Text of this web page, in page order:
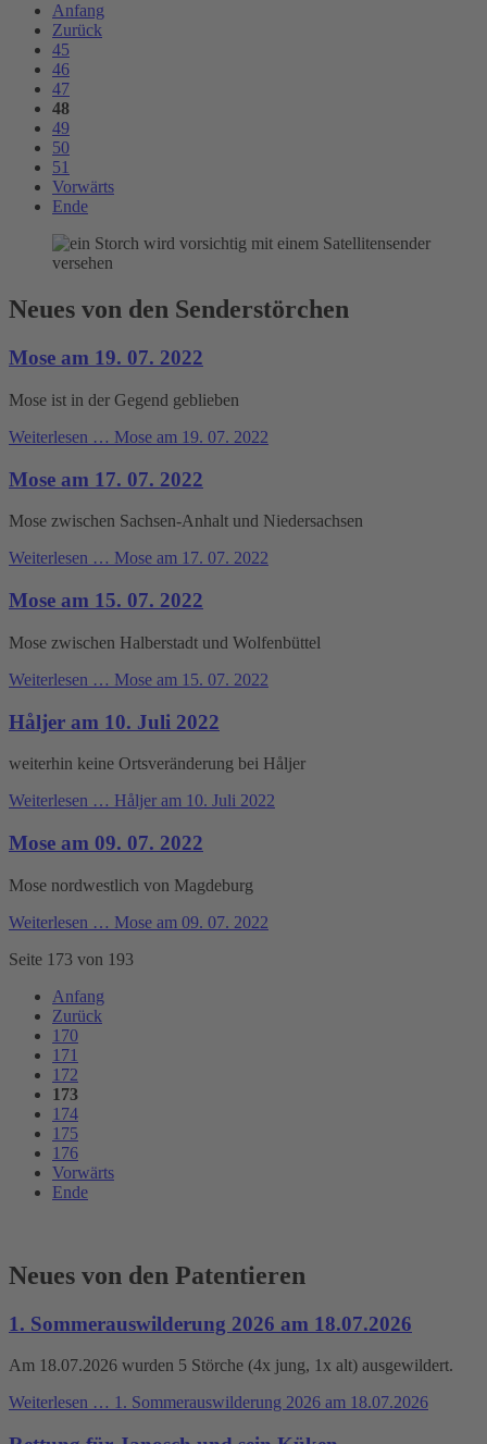
Anfang
Zurück
45
46
47
48
49
50
51
Vorwärts
Ende
Neues von den Senderstörchen
Mose am 19. 07. 2022
Mose ist in der Gegend geblieben
Weiterlesen … Mose am 19. 07. 2022
Mose am 17. 07. 2022
Mose zwischen Sachsen-Anhalt und Niedersachsen
Weiterlesen … Mose am 17. 07. 2022
Mose am 15. 07. 2022
Mose zwischen Halberstadt und Wolfenbüttel
Weiterlesen … Mose am 15. 07. 2022
Håljer am 10. Juli 2022
weiterhin keine Ortsveränderung bei Håljer
Weiterlesen … Håljer am 10. Juli 2022
Mose am 09. 07. 2022
Mose nordwestlich von Magdeburg
Weiterlesen … Mose am 09. 07. 2022
Seite 173 von 193
Anfang
Zurück
170
171
172
173
174
175
176
Vorwärts
Ende
Neues von den Patentieren
1. Sommerauswilderung 2026 am 18.07.2026
Am 18.07.2026 wurden 5 Störche (4x jung, 1x alt) ausgewildert.
Weiterlesen … 1. Sommerauswilderung 2026 am 18.07.2026